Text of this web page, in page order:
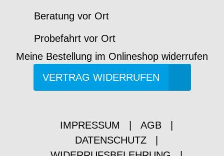
Beratung vor Ort
Probefahrt vor Ort
Meine Bestellung im Onlineshop widerrufen
VERTRAG WIDERRUFEN
IMPRESSUM AGB
DATENSCHUTZ